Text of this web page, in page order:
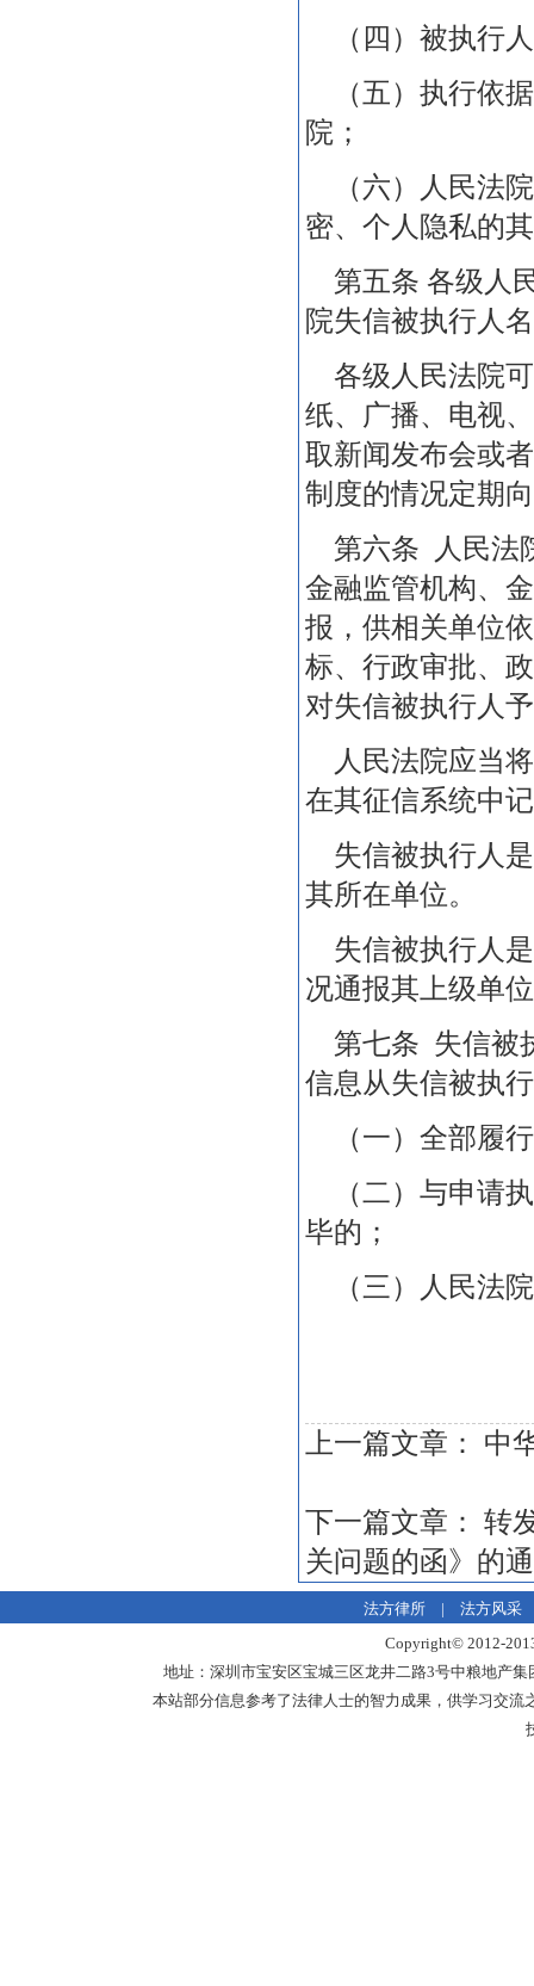
（四）被执行
（五）执行依
院；
（六）人民法
密、个人隐私的
第五条 各级人
院失信被执行人
各级人民法院
纸、广播、电视
取新闻发布会或
制度的情况定期
第六条 人民法
金融监管机构、
报，供相关单位
标、行政审批、
对失信被执行人
人民法院应当
在其征信系统中
失信被执行人
其所在单位。
失信被执行人
况通报其上级单
第七条 失信被
信息从失信被执
（一）全部履
（二）与申请
毕的；
（三）人民法
上一篇文章： 中
下一篇文章： 转
关问题的函》的
法方律所 |法方风采
Copyright© 2012-
地址：深圳市宝安区宝城三区龙井二路3号中粮地产
本站部分信息参考了法律人士的智力成果，供学习交